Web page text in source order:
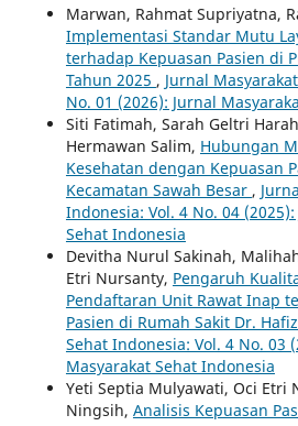
Marwan, Rahmat Supriyatna,
Implementasi Standar Mutu
terhadap Kepuasan Pasien di
Tahun 2025 , Jurnal
No. 01 (2026): Jurnal
Siti Fatimah, Sarah Geltri
Hermawan Salim, Hubungan
Kesehatan dengan Kepuasan
Kecamatan Sawah Besar ,
Indonesia: Vol. 4 No. 04
Sehat Indonesia
Devitha Nurul Sakinah,
Etri Nursanty, Pengaruh
Pendaftaran Unit Rawat Inap
Pasien di Rumah Sakit Dr. Hafiz
Sehat Indonesia: Vol. 4 No. 03
Masyarakat Sehat Indonesia
Yeti Septia Mulyawati, Oci Etri
Ningsih, Analisis Kepuasan